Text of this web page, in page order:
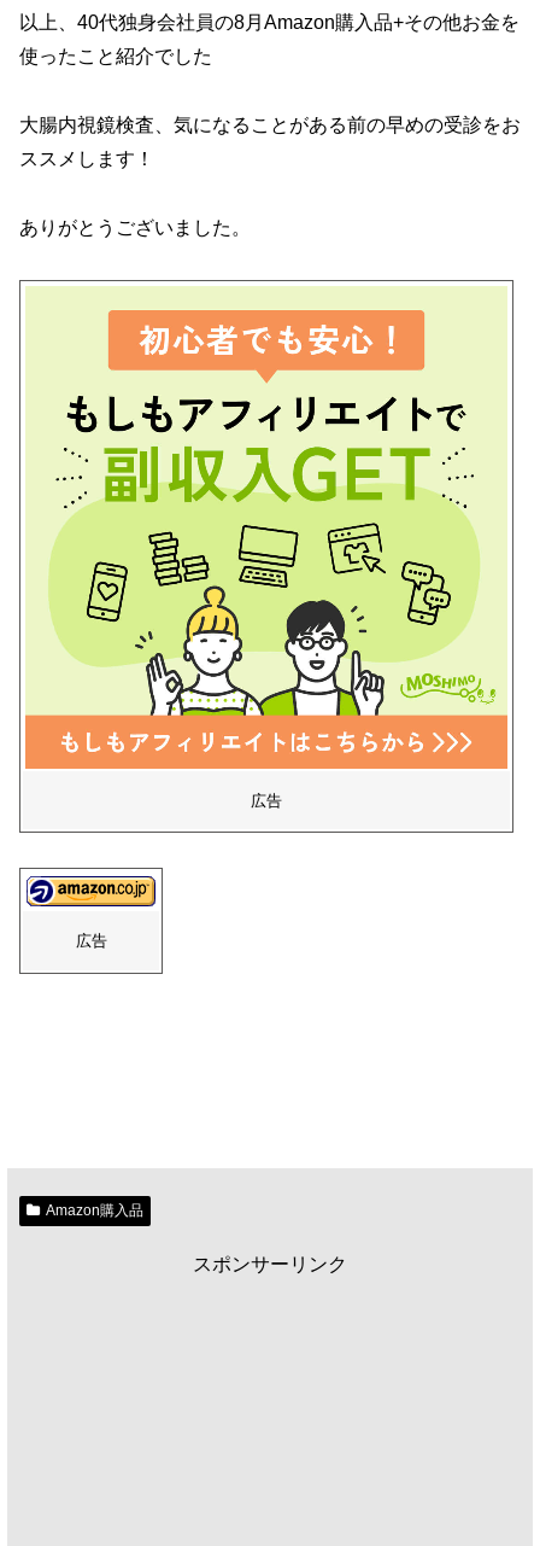
以上、40代独身会社員の8月Amazon購入品+その他お金を
使ったこと紹介でした
大腸内視鏡検査、気になることがある前の早めの受診をお
ススメします！
ありがとうございました。
広告
広告
Amazon購入品
スポンサーリンク